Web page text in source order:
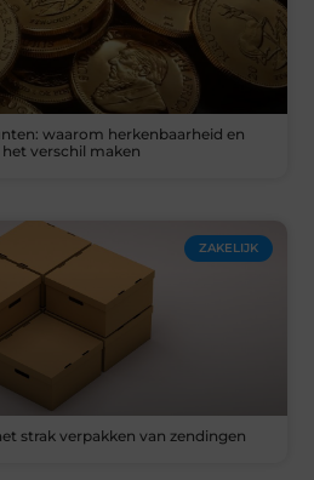
waarom herkenbaarheid en
verschil maken
ZAKELIJK
strak verpakken van zendingen